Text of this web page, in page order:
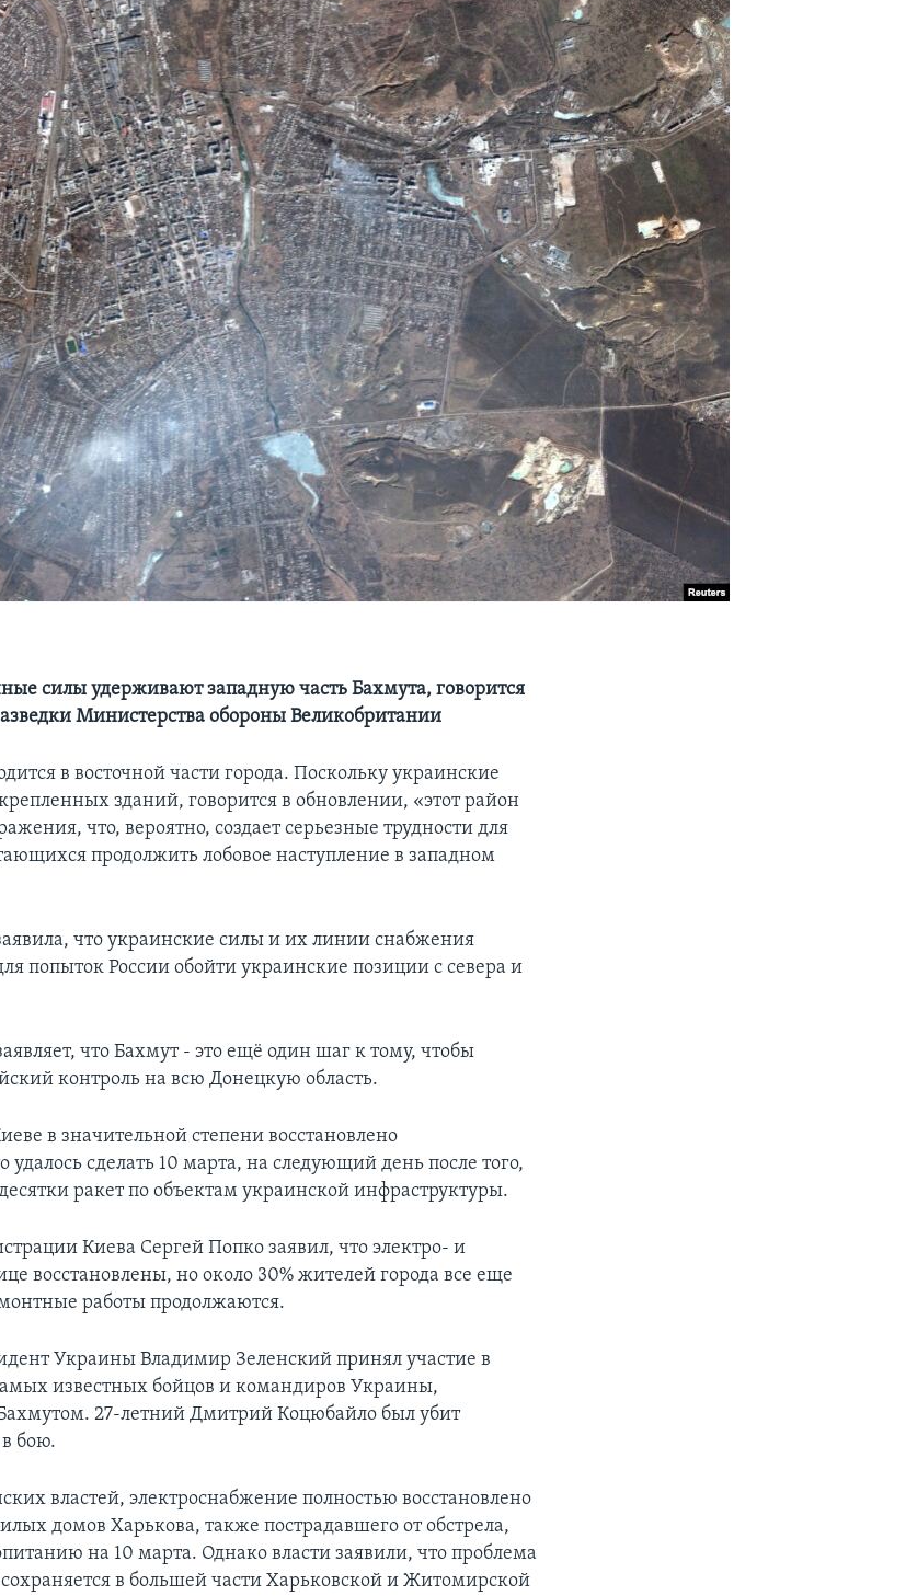
силы удерживают западную часть Бахмута, говорится
Министерства обороны Великобритании
в восточной части города. Поскольку украинские
зданий, говорится в обновлении, «этот район
что, вероятно, создает серьезные трудности для
продолжить лобовое наступление в западном
что украинские силы и их линии снабжения
попыток России обойти украинские позиции с севера и
что Бахмут - это ещё один шаг к тому, чтобы
контроль на всю Донецкую область.
в значительной степени восстановлено
удалось сделать 10 марта, на следующий день после того,
ракет по объектам украинской инфраструктуры.
Киева Сергей Попко заявил, что электро- и
восстановлены, но около 30% жителей города все еще
работы продолжаются.
Украины Владимир Зеленский принял участие в
известных бойцов и командиров Украины,
27-летний Дмитрий Коцюбайло был убит
бою.
властей, электроснабжение полностью восстановлено
домов Харькова, также пострадавшего от обстрела,
на 10 марта. Однако власти заявили, что проблема
в большей части Харьковской и Житомирской